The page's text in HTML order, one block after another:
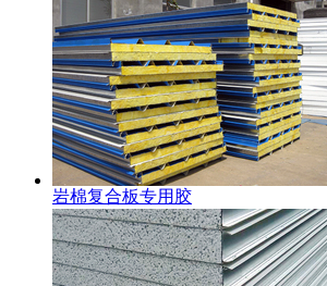
岩棉复合板专用胶